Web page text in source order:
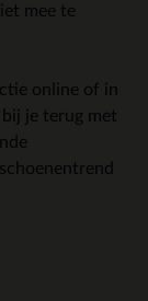
mee te
online of in
je terug met